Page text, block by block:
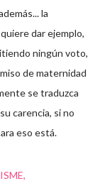
la
dar ejemplo,
ningún voto,
de maternidad
se traduzca
carencia, si no
eso está.